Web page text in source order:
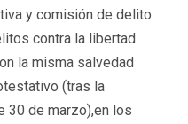
y comisión de delito
contra la libertad
la misma salvedad
(tras la
30 de marzo),en los